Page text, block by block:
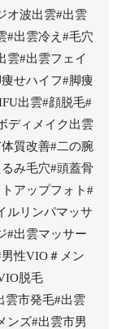
オ波出雲#出雲
#出雲冷え#毛穴
雲#出雲フェイ
せハイフ#脚痩
出雲#顔脱毛#
ディメイク出雲
質改善#二の腕
み毛穴#頭蓋骨
アップフォト#
ルリンパマッサ
#出雲マッサー
男性VIO＃メン
脱毛
雲市発毛#出雲
ンズ#出雲市男